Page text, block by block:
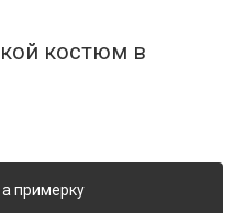
костюм в
примерку